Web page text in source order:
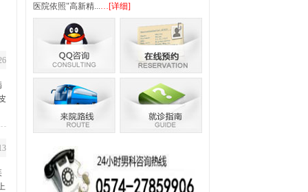
医院依照"高新精...…[详细]